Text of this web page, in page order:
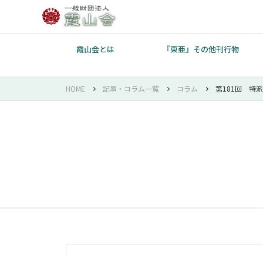
霞山会とは 『東亜』その他刊行物
HOME 記事・コラム一覧 コラム 第181回 特派